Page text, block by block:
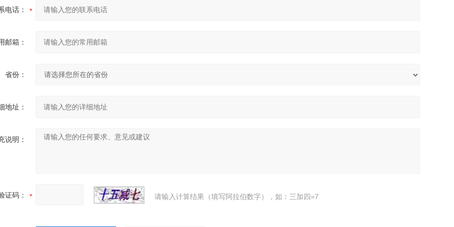
电话：
邮箱：
省份：
地址：
说明：
证码： 请输入计算结果（填写阿拉伯数字），如：三加四=7